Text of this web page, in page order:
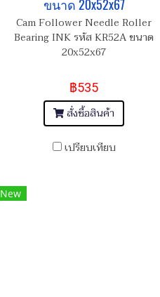
ขนาด 20x52x67
Cam Follower Needle Roller
Bearing INK รหัส KR52A ขนาด
20x52x67
฿535
สั่งซื้อสินค้า
เปรียบเทียบ
New